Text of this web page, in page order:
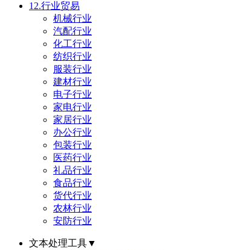
12.行业贸易
机械行业
汽配行业
化工行业
纺织行业
服装行业
建材行业
电子行业
家电行业
家居行业
办公行业
包装行业
医药行业
礼品行业
食品行业
货代行业
农林行业
安防行业
文本处理工具▼